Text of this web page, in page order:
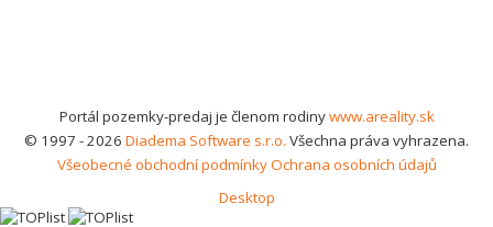
Portál pozemky-predaj je členom rodinywww.areality.sk
© 1997 - 2026 Diadema Software s.r.o. Všechna práva vyhrazena.
Všeobecné obchodní podmínkyOchrana osobních údajů
Desktop